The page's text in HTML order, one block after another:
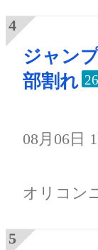
ジャン
部割れ
08月06日
オリコン